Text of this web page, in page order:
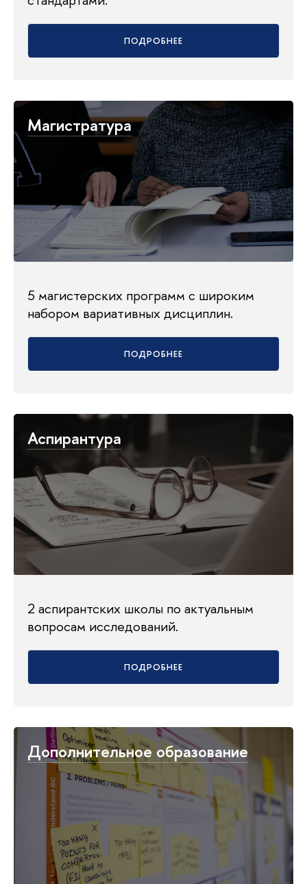
ПОДРОБНЕЕ
Магистратура
5 магистерских программ с широким
набором вариативных дисциплин.
ПОДРОБНЕЕ
Аспирантура
2 аспирантских школы по актуальным
вопросам исследований.
ПОДРОБНЕЕ
Дополнительное образование